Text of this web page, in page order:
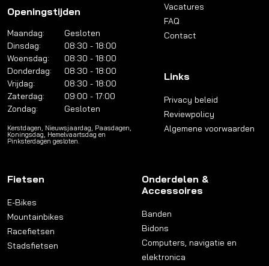
Openingstijden
Maandag:
Gesloten
Dinsdag:
08:30 - 18:00
Woensdag:
08:30 - 18:00
Donderdag:
08:30 - 18:00
Vrijdag:
08:30 - 18:00
Zaterdag:
09:00 - 17:00
Zondag:
Gesloten
Kerstdagen, Nieuwsjaardag, Paasdagen,
Koningsdag, Hemelvaartsdag en
Pinksterdagen gesloten.
Vacatures
FAQ
Contact
Links
Privacy beleid
Reviewpolicy
Algemene voorwaarden
Fietsen
E-Bikes
Mountainbikes
Racefietsen
Stadsfietsen
Onderdelen &
Accessoires
Banden
Bidons
Computers, navigatie en
elektronica